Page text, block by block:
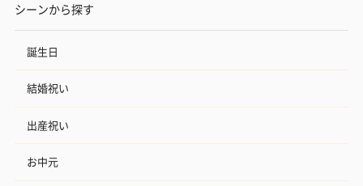
シーンから探す
誕生日
結婚祝い
出産祝い
お中元